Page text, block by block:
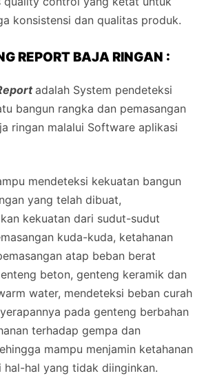
konsistensi dan qualitas produk.
REPORT BAJA RINGAN :
adalah System pendeteksi
bangun rangka dan pemasangan
ringan malalui Software aplikasi
mendeteksi kekuatan bangun
yang telah dibuat,
kekuatan dari sudut-sudut
kuda-kuda, ketahanan
atap beban berat
beton, genteng keramik dan
water, mendeteksi beban curah
pada genteng berbahan
terhadap gempa dan
mampu menjamin ketahanan
hal-hal yang tidak diinginkan.